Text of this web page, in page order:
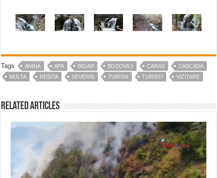
Tags ANINA APA BIGAR BOZOVICI CARAS
CASCADA
MULTA
RESITA SEVERIN TURISM TURISTI VIZITARE
Related Articles